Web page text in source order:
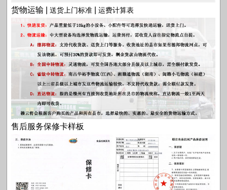
货物运输 |送货上门标准 |运费计算表
售后服务保修卡样板